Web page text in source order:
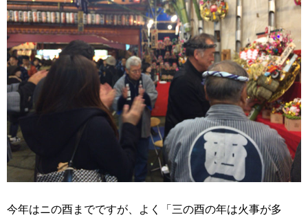
今年はニの酉までですが、よく「三の酉の年は火事が多